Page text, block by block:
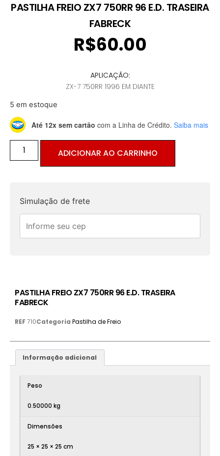
PASTILHA FREIO ZX7 750RR 96 E.D. TRASEIRA
FABRECK
R$60.00
APLICAÇÃO:
ZX-7 750RR 1996 EM DIANTE
5 em estoque
Até 12x sem cartão com a Linha de Crédito. Saiba mais
ADICIONAR AO CARRINHO
Simulação de frete
PASTILHA FREIO ZX7 750RR 96 E.D. TRASEIRA
FABRECK
REF710Categoria Pastilha de Freio
Informação adicional
Peso
0.50000 kg
Dimensões
25 × 25 × 25 cm